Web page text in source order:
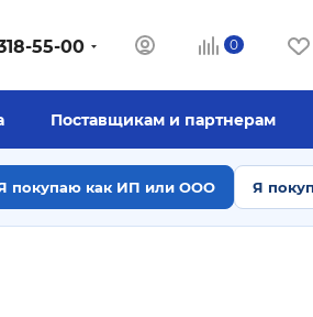
55-00 0
Поставщикам и партнерам
покупаю как ИП или ООО Я